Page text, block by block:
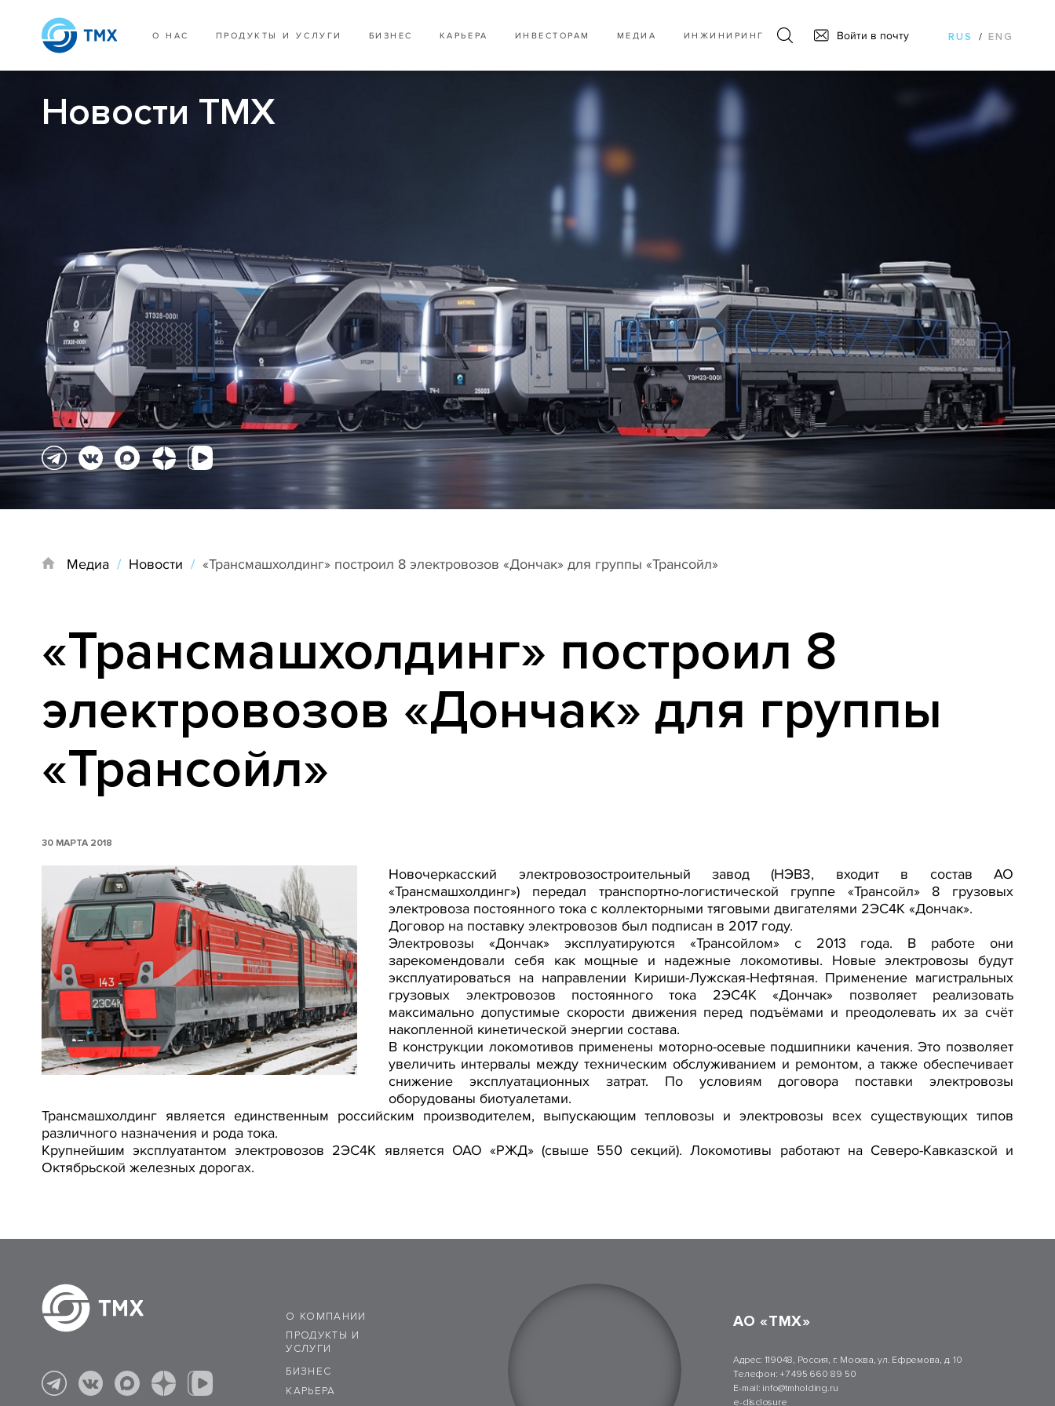
О НАС ПРОДУКТЫ И УСЛУГИ БИЗНЕС КАРЬЕРА ИНВЕСТОРАМ МЕДИА ИНЖИНИРИНГ Войти в почту RUS / ENG
Новости ТМХ
Медиа / Новости / «Трансмашхолдинг» построил 8 электровозов «Дончак» для группы «Трансойл»
«Трансмашхолдинг» построил 8
электровозов «Дончак» для группы
«Трансойл»
30 МАРТА 2018
Новочеркасский электровозостроительный завод (НЭВЗ, входит в состав АО
«Трансмашхолдинг») передал транспортно-логистической группе «Трансойл» 8 грузовых
электровоза постоянного тока с коллекторными тяговыми двигателями 2ЭС4К «Дончак».
Договор на поставку электровозов был подписан в 2017 году.
Электровозы «Дончак» эксплуатируются «Трансойлом» с 2013 года. В работе они
зарекомендовали себя как мощные и надежные локомотивы. Новые электровозы будут
эксплуатироваться на направлении Кириши-Лужская-Нефтяная. Применение магистральных
грузовых электровозов постоянного тока 2ЭС4К «Дончак» позволяет реализовать
максимально допустимые скорости движения перед подъёмами и преодолевать их за счёт
накопленной кинетической энергии состава.
В конструкции локомотивов применены моторно-осевые подшипники качения. Это позволяет
увеличить интервалы между техническим обслуживанием и ремонтом, а также обеспечивает
снижение эксплуатационных затрат. По условиям договора поставки электровозы
оборудованы биотуалетами.
Трансмашхолдинг является единственным российским производителем, выпускающим тепловозы и электровозы всех существующих типов
различного назначения и рода тока.
Крупнейшим эксплуатантом электровозов 2ЭС4К является ОАО «РЖД» (свыше 550 секций). Локомотивы работают на Северо-Кавказской и
Октябрьской железных дорогах.
О КОМПАНИИ
ПРОДУКТЫ И
УСЛУГИ
БИЗНЕС
КАРЬЕРА
АО «ТМХ»
Адрес: 119048, Россия, г. Москва, ул. Ефремова, д. 10
Телефон: +7 495 660 89 50
E-mail: info@tmholding.ru
e-disclosure